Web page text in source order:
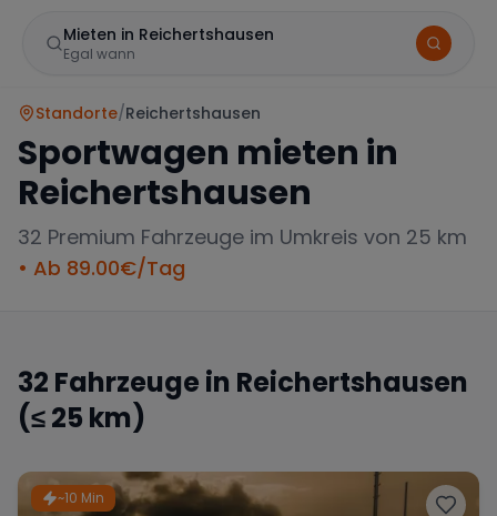
Mieten in Reichertshausen
Egal wann
Mercedes
Standorte/Reichertshausen
Sportwagen mieten in
Reichertshausen
32 Premium Fahrzeuge im Umkreis von 25 km
• Ab 89.00€/Tag
32 Fahrzeuge in Reichertshausen
(≤ 25 km)
~10 Min